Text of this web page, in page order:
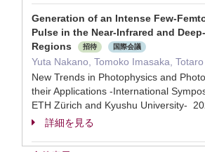
Generation of an Intense Few-
Pulse in the Near-Infrared and
Regions
招待 国際会議
Yuta Nakano, Tomoko Imasaka,
New Trends in Photophysics and
their Applications -International
ETH Zürich and Kyushu University-
詳細を見る